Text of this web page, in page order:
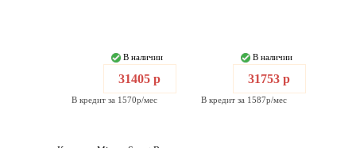
В наличии
31405 р
В кредит за 1570р/мес
В наличии
31753 р
В кредит за 1587р/мес